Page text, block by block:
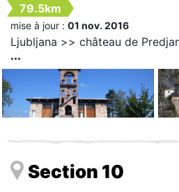
79.5km
mise à jour : 01 nov. 2016
Ljubljana >> château de
Section 10